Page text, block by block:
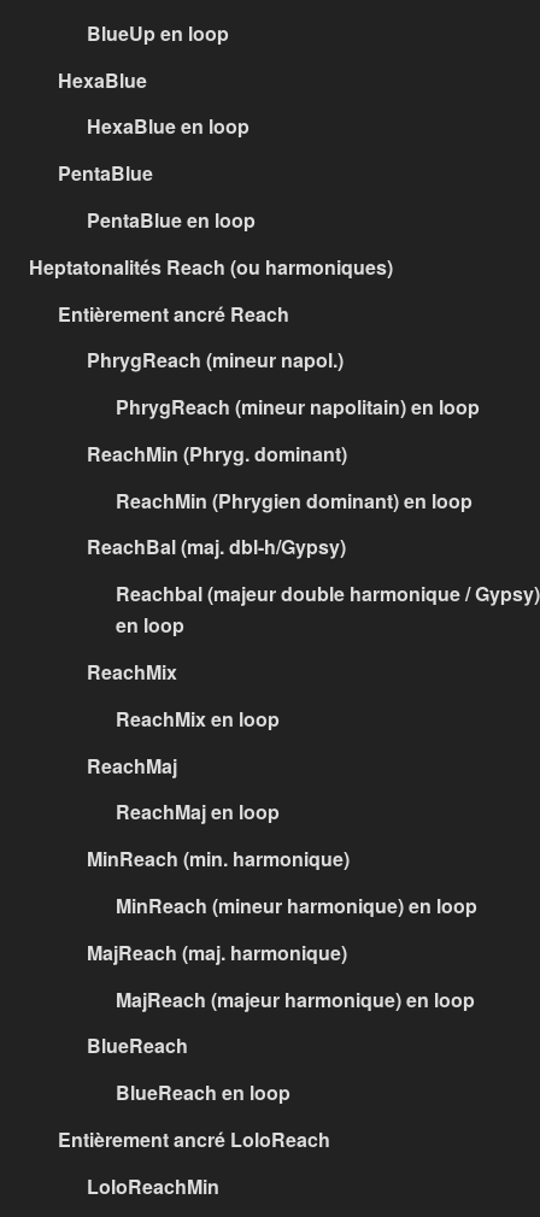
BlueUp en loop
HexaBlue
HexaBlue en loop
PentaBlue
PentaBlue en loop
Heptatonalités Reach (ou harmoniques)
Entièrement ancré Reach
PhrygReach (mineur napol.)
PhrygReach (mineur napolitain) en loop
ReachMin (Phryg. dominant)
ReachMin (Phrygien dominant) en loop
ReachBal (maj. dbl-h/Gypsy)
Reachbal (majeur double harmonique / Gypsy)
en loop
ReachMix
ReachMix en loop
ReachMaj
ReachMaj en loop
MinReach (min. harmonique)
MinReach (mineur harmonique) en loop
MajReach (maj. harmonique)
MajReach (majeur harmonique) en loop
BlueReach
BlueReach en loop
Entièrement ancré LoloReach
LoloReachMin